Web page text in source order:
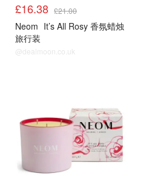
£16.38 £21.00
Neom It’s All Rosy 香氛蜡烛
旅行装
@dealmoon.co.uk